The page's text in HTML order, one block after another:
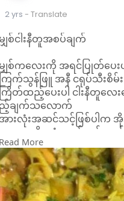
2 yrs - Translate
ျှစ်ငါးနီတူအစပ်ချက်
ျှစ်ကလေးကို အရင်ပြုတ်ပေး
ြက်သွန်ဖြူ အနီ ငရုပ်သီးစိမ်
ြိတ်ထည့်ပေးပါ ငါးနီတူလေ
ချက်သလောက်
ားလုံးအဆင်သင့်ဖြစ်ပါက အို
ား အချိုအငံ ဆနွင်းနှုန့် ထည့်
နည်းငယ်ထည့်ပြီး လုံးချက်
င်စိမ်းလေးအုပ်ချက်လိုက်ပါ
ေးနဲ့ ဆိုကျက်ပါပြီ
ျှစ် ငနီတူစပ်စပ်လေး သုံးဆော
More